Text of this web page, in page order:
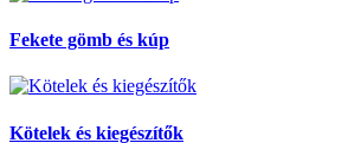
Fekete gömb és kúp
Kötelek és kiegészítők